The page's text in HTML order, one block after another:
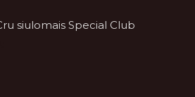
siulomais Special Club